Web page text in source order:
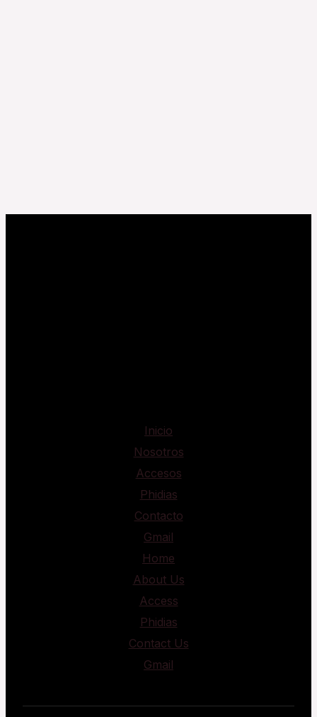
Inicio
Nosotros
Accesos
Phidias
Contacto
Gmail
Home
About Us
Access
Phidias
Contact Us
Gmail